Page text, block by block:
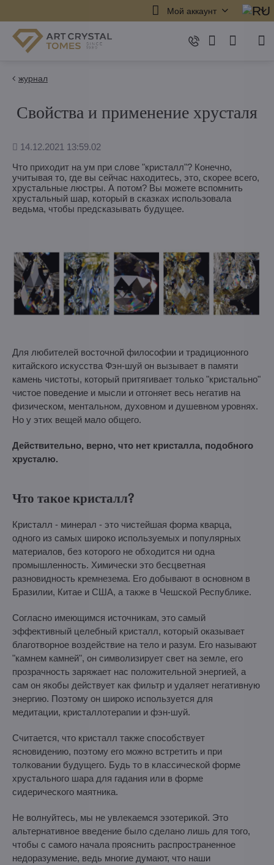
Мой аккаунт
журнал
Свойства и применение хрусталя
Дополнено
14.12.2021 13:59.02
Что приходит на ум при слове "кристалл"? Конечно,
учитывая то, где вы сейчас находитесь, это, скорее всего,
хрустальные люстры. А потом? Вы можете вспомнить
хрустальный шар, который в сказках использовала
ведьма, чтобы предсказывать будущее.
Для любителей восточной философии и традиционного
китайского искусства Фэн-шуй он вызывает в памяти
камень чистоты, который притягивает только "кристально"
чистое поведение и мысли и отгоняет весь негатив на
физическом, ментальном, духовном и душевном уровнях.
Но у этих вещей мало общего.
Действительно, верно, что нет кристалла, подобного
хрусталю.
Что такое кристалл?
Кристалл - минерал - это чистейшая форма кварца,
одного из самых широко используемых и популярных
материалов, без которого не обходится ни одна
промышленность. Химически это бесцветная
разновидность кремнезема. Его добывают в основном в
Бразилии, Китае и США, а также в Чешской Республике.
Согласно имеющимся источникам, это самый
эффективный целебный кристалл, который оказывает
благотворное воздействие на тело и разум. Его называют
"камнем камней", он символизирует свет на земле, его
прозрачность заряжает нас положительной энергией, а
сам он якобы действует как фильтр и удаляет негативную
энергию. Поэтому он широко используется для
медитации, кристаллотерапии и фэн-шуй.
Считается, что кристалл также способствует
ясновидению, поэтому его можно встретить и при
толковании будущего. Будь то в классической форме
хрустального шара для гадания или в форме
сидерического маятника.
Не волнуйтесь, мы не увлекаемся эзотерикой. Это
альтернативное введение было сделано лишь для того,
чтобы с самого начала прояснить распространенное
недоразумение, ведь многие думают, что наши